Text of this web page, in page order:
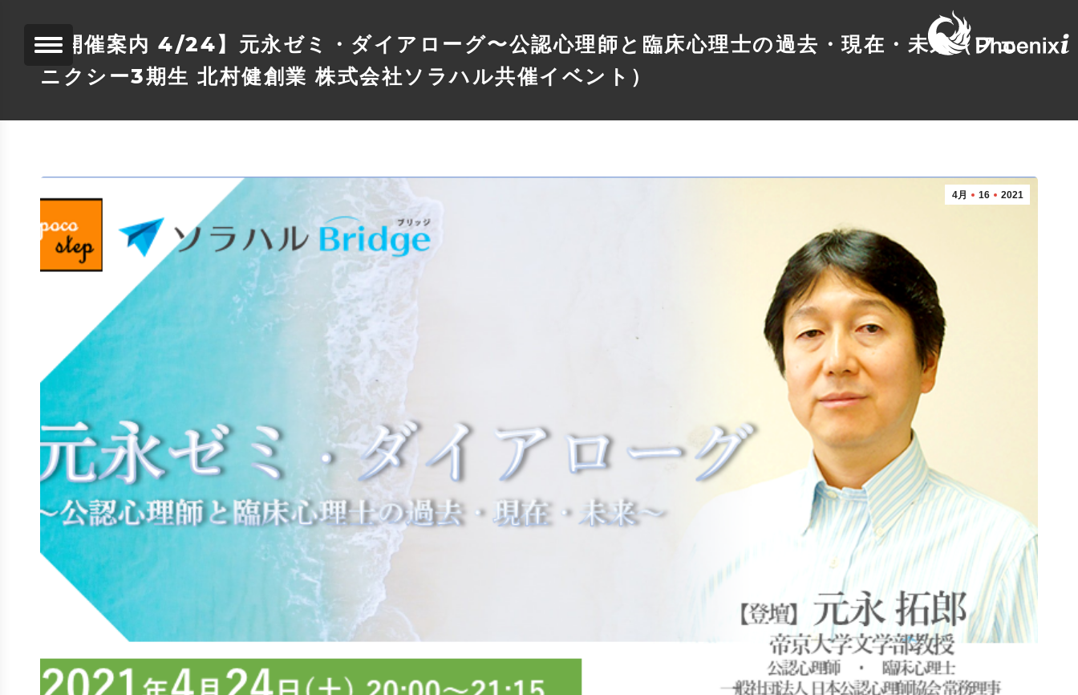
【開催案内 4/24】元永ゼミ・ダイアローグ〜公認心理師と臨床心理士の過去・現在・未来（フェ
ニクシー3期生 北村健創業 株式会社ソラハル共催イベント）
4月 16 2021